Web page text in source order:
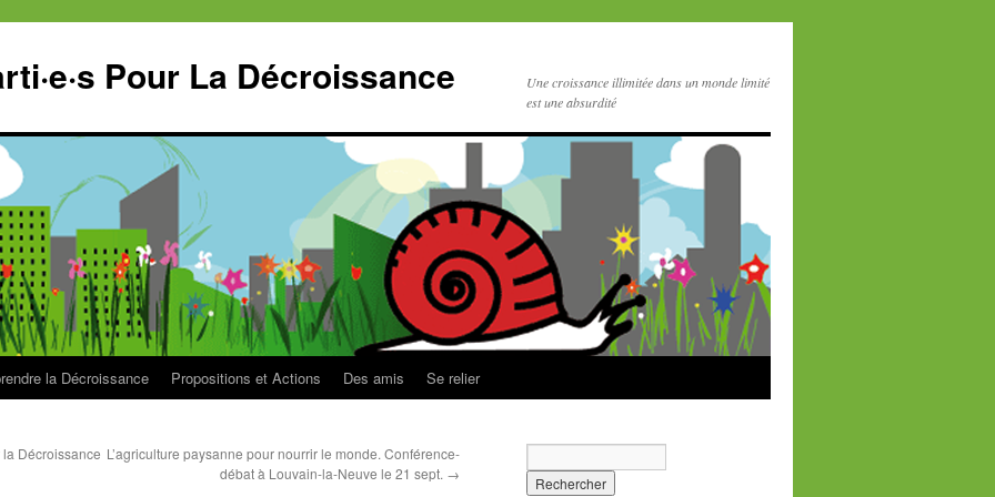
Pour La Décroissance
Une croissance illimitée dans un monde limité
est une absurdité
la Décroissance Propositions et Actions Des amis Se relier
Décroissance L’agriculture paysanne pour nourrir le monde. Conférence-
débat à Louvain-la-Neuve le 21 sept. →